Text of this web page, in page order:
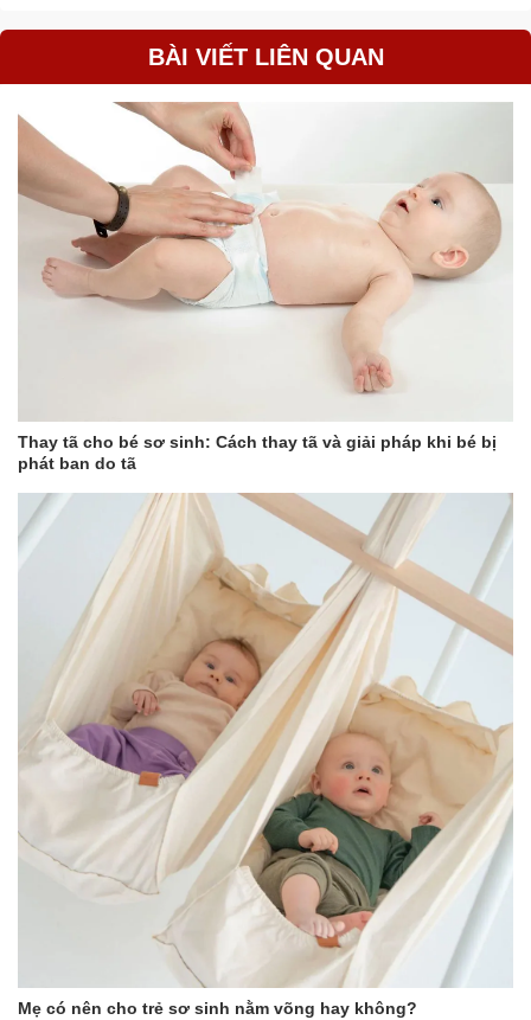
BÀI VIẾT LIÊN QUAN
Thay tã cho bé sơ sinh: Cách thay tã và giải pháp khi bé bị
phát ban do tã
Mẹ có nên cho trẻ sơ sinh nằm võng hay không?